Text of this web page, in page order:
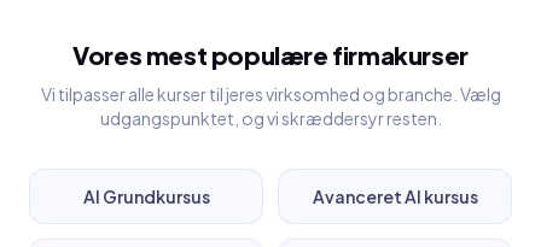
Vores mest populære firmakurser
Vi tilpasser alle kurser til jeres virksomhed og branche. Vælg
udgangspunktet, og vi skræddersyr resten.
AI Grundkursus Avanceret AI kursus